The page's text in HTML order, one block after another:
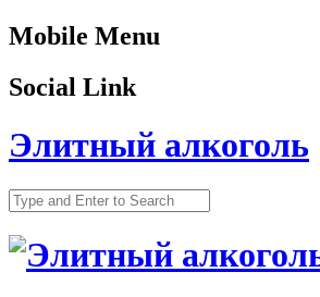
Mobile Menu
Social Link
Элитный алкоголь